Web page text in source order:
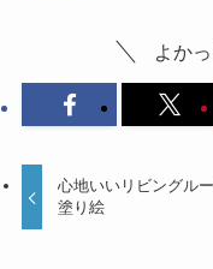
よか
心地いいリビングル
塗り絵